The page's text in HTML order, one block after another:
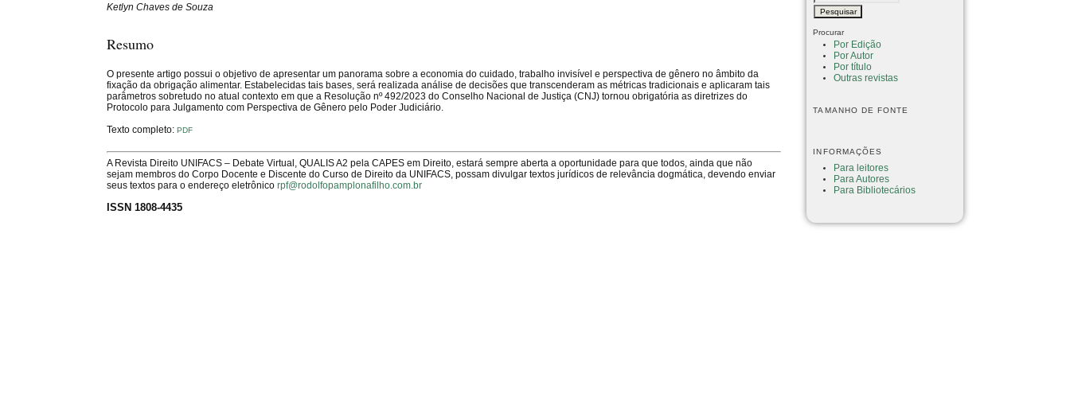
Procurar
Por Edição
Por Autor
Por título
Outras revistas
TAMANHO DE FONTE
INFORMAÇÕES
Para leitores
Para Autores
Para Bibliotecários
Ketlyn Chaves de Souza
Resumo
O presente artigo possui o objetivo de apresentar um panorama sobre a economia do cuidado, trabalho invisível e perspectiva de gênero no âmbito da
fixação da obrigação alimentar. Estabelecidas tais bases, será realizada análise de decisões que transcenderam as métricas tradicionais e aplicaram tais
parâmetros sobretudo no atual contexto em que a Resolução nº 492/2023 do Conselho Nacional de Justiça (CNJ) tornou obrigatória as diretrizes do
Protocolo para Julgamento com Perspectiva de Gênero pelo Poder Judiciário.
Texto completo:PDF
A Revista Direito UNIFACS – Debate Virtual, QUALIS A2 pela CAPES em Direito, estará sempre aberta a oportunidade para que todos, ainda que não
sejam membros do Corpo Docente e Discente do Curso de Direito da UNIFACS, possam divulgar textos jurídicos de relevância dogmática, devendo enviar
seus textos para o endereço eletrônicorpf@rodolfopamplonafilho.com.br
ISSN 1808-4435